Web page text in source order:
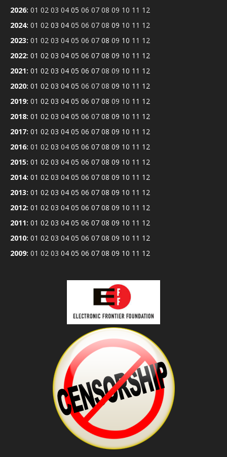
2026: 01 02 03 04 05 06 07 08 09 10 11 12
2024: 01 02 03 04 05 06 07 08 09 10 11 12
2023: 01 02 03 04 05 06 07 08 09 10 11 12
2022: 01 02 03 04 05 06 07 08 09 10 11 12
2021: 01 02 03 04 05 06 07 08 09 10 11 12
2020: 01 02 03 04 05 06 07 08 09 10 11 12
2019: 01 02 03 04 05 06 07 08 09 10 11 12
2018: 01 02 03 04 05 06 07 08 09 10 11 12
2017: 01 02 03 04 05 06 07 08 09 10 11 12
2016: 01 02 03 04 05 06 07 08 09 10 11 12
2015: 01 02 03 04 05 06 07 08 09 10 11 12
2014: 01 02 03 04 05 06 07 08 09 10 11 12
2013: 01 02 03 04 05 06 07 08 09 10 11 12
2012: 01 02 03 04 05 06 07 08 09 10 11 12
2011: 01 02 03 04 05 06 07 08 09 10 11 12
2010: 01 02 03 04 05 06 07 08 09 10 11 12
2009: 01 02 03 04 05 06 07 08 09 10 11 12